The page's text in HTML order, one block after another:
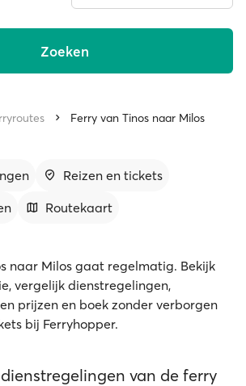
Zoeken
Ferry van Tinos naar Milos
Reizen en tickets
Routekaart
naar Milos gaat regelmatig. Bekijk
vergelijk dienstregelingen,
prijzen en boek zonder verborgen
bij Ferryhopper.
van de ferry